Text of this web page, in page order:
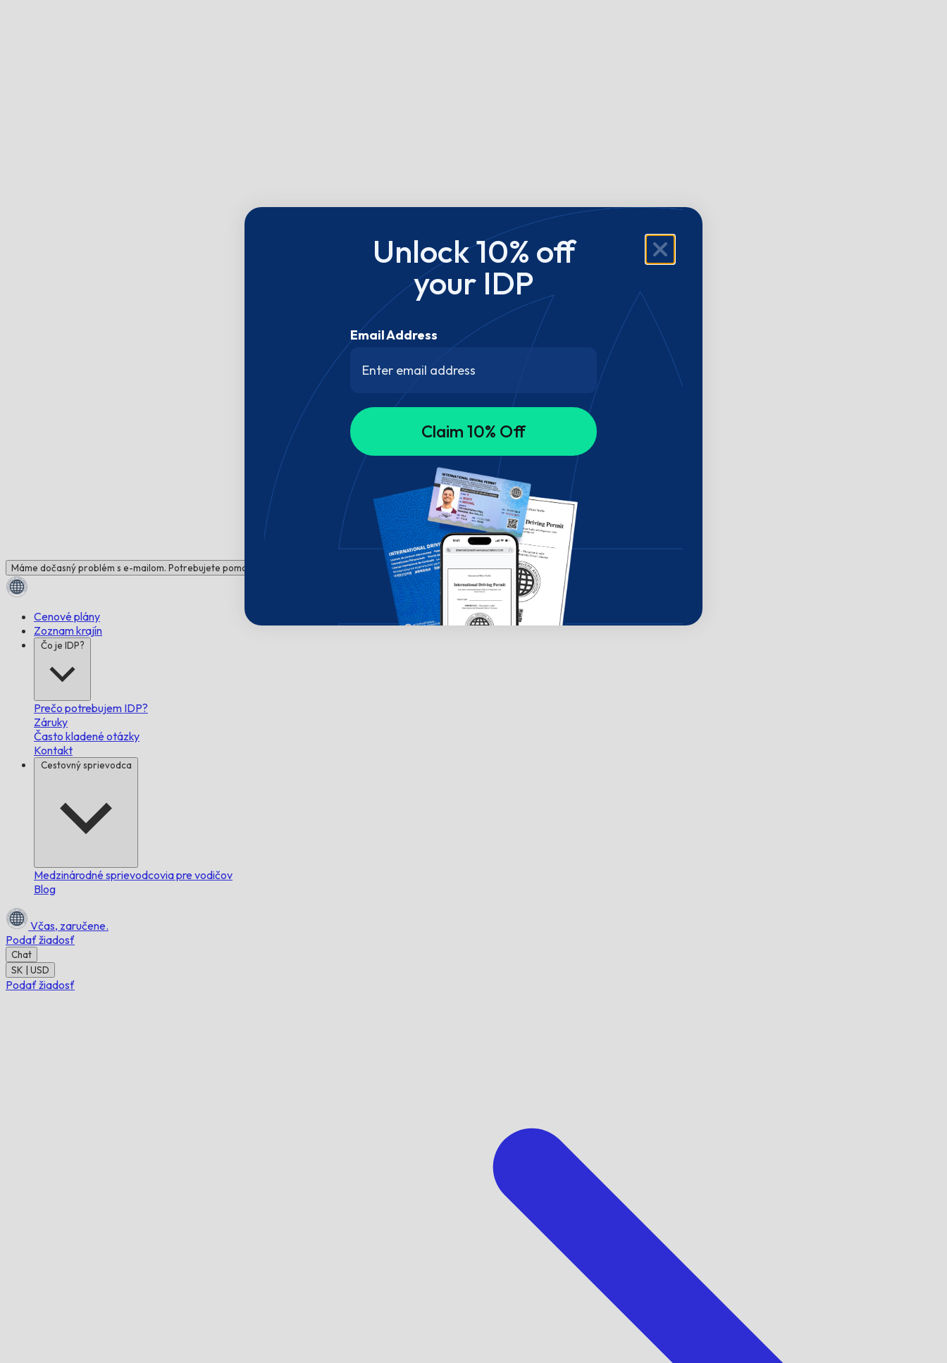
Máme dočasný problém s e-mailom. Potrebujete pomoc? Napíšte nám!
Cenové plány
Zoznam krajín
Čo je IDP?
Prečo potrebujem IDP?
Záruky
Často kladené otázky
Kontakt
Cestovný sprievodca
Medzinárodné sprievodcovia pre vodičov
Blog
Včas, zaručene.
Podať žiadosť
Chat
SK | USD
Podať žiadosť
Unlock 10% off
your IDP
Email Address
Claim 10% Off